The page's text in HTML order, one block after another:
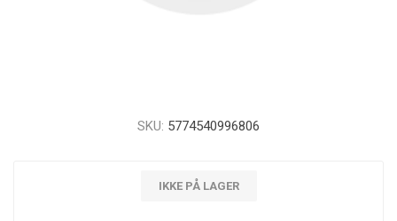
SKU: 5774540996806
IKKE PÅ LAGER